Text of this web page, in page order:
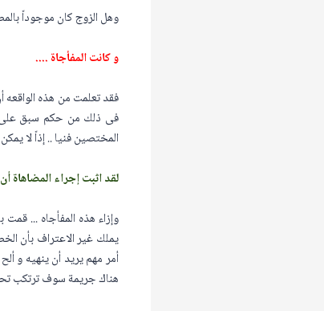
وهل الزوج كان موجوداً
و كانت المفأجاة ....
فقد تعلمت من هذه الواقعه
فى ذلك من حكم سبق على
المختصين فنيا .. إذاً لا
لقد اثبت إجراء المضاهاة
وإزاء هذه المفأجاه ...
يملك غير الاعتراف بأن
أمر مهم يريد أن ينهيه و
هناك جريمة سوف ترتكب